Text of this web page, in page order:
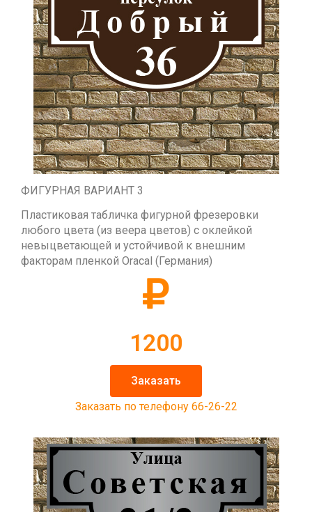
ФИГУРНАЯ ВАРИАНТ 3
Пластиковая табличка фигурной фрезеровки
любого цвета (из веера цветов) с оклейкой
невыцветающей и устойчивой к внешним
факторам пленкой Oracal (Германия)
1200
Заказать
Заказать по телефону 66-26-22